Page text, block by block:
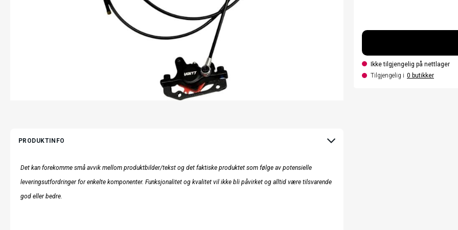
PRODUKTINFO
Det kan forekomme små avvik mellom produktbilder/tekst og det faktiske produktet som følge av potensielle
leveringsutfordringer for enkelte komponenter. Funksjonalitet og kvalitet vil ikke bli påvirket og alltid være tilsvarende
god eller bedre.
Ikke tilgjengelig på nettlager
Tilgjengelig i 0 butikker